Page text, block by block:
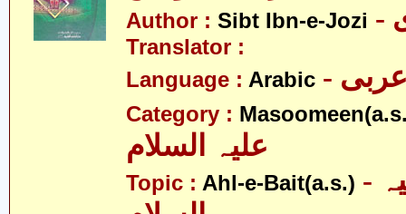
Author : Sibt Ibn-e-Jozi
Translator :
Language : Arabic عربی
Category :
Topic : Ahl-e-Bait(a.s.) - اہلبیت علیہ